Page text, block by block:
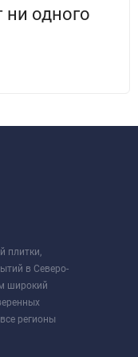
ни одного
плитки,
в Северо-
широкий
регионы